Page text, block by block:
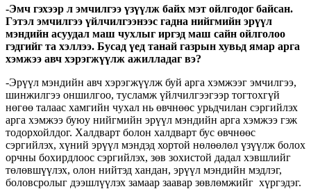
-Эмч гэхээр л эмчилгээ үзүүлж байх мэт ойлгодог байсан.
Гэтэл эмчилгээ үйлчилгээнээс гадна нийгмийн эрүүл
мэндийн асуудал маш чухлыг иргэд маш сайн ойлголоо
гэдгийг та хэллээ. Бусад үед танай газрын хувьд ямар арга
хэмжээ авч хэрэгжүүлж ажилладаг вэ?
-Эрүүл мэндийн авч хэрэгжүүлж буй арга хэмжээг эмчилгээ,
шинжилгээ оншилгоо, тусламж үйлчилгээгээр тогтохгүй
нөгөө талаас хамгийн чухал нь өвчнөөс урьдчилан сэргийлэх
арга хэмжээ буюу нийгмийн эрүүл мэндийн арга хэмжээ гэж
тодорхойлдог. Халдварт болон халдварт бус өвчнөөс
сэргийлэх, хүний эрүүл мэндэд хортой нөлөөлөл үзүүлж болох
орчны бохирдлоос сэргийлэх, зөв зохистой дадал хэвшлийг
төлөвшүүлэх, олон нийтэд хандан, эрүүл мэндийн мэдлэг,
боловсролыг дээшлүүлэх замаар заавар зөвлөмжийг хүргэдэг.